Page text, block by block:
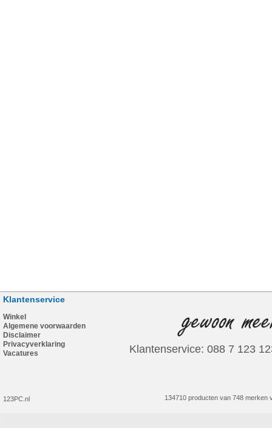
Klantenservice
Winkel
Algemene voorwaarden
Disclaimer
Privacyverklaring
Vacatures
123PC.nl
Klantenservice: 088 7 123
134710 producten van 748 merken